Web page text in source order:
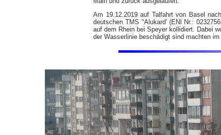
Am 19.12.2019 auf Talfahrt von Basel
deutschen TMS "Alukard' (ENI Nr.:
auf dem Rhein bei Speyer kollidiert. Dabei
der Wasserlinie beschädigt sind machten